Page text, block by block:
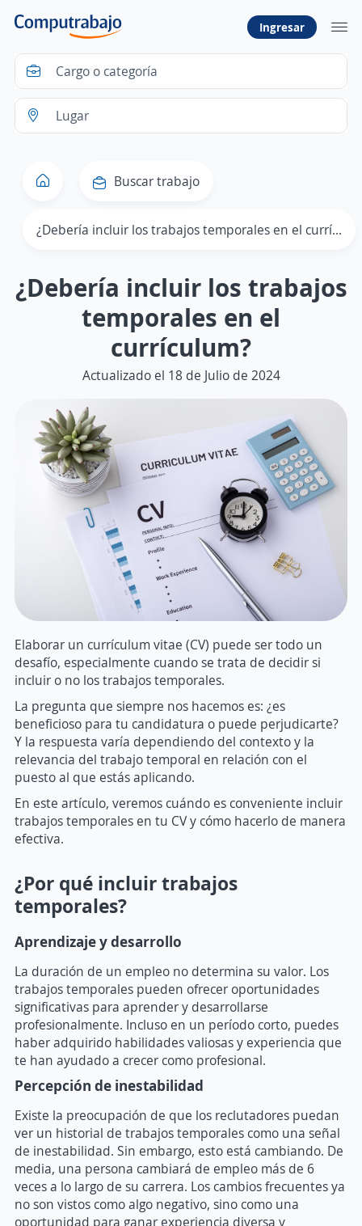
Ingresar
Buscar trabajo
¿Debería incluir los trabajos temporales en el currículum?
¿Debería incluir los trabajos
temporales en el
currículum?
Actualizado el 18 de Julio de 2024
Elaborar un currículum vitae (CV) puede ser todo un
desafío, especialmente cuando se trata de decidir si
incluir o no los trabajos temporales.
La pregunta que siempre nos hacemos es: ¿es
beneficioso para tu candidatura o puede perjudicarte?
Y la respuesta varía dependiendo del contexto y la
relevancia del trabajo temporal en relación con el
puesto al que estás aplicando.
En este artículo, veremos cuándo es conveniente incluir
trabajos temporales en tu CV y cómo hacerlo de manera
efectiva.
¿Por qué incluir trabajos
temporales?
Aprendizaje y desarrollo
La duración de un empleo no determina su valor. Los
trabajos temporales pueden ofrecer oportunidades
significativas para aprender y desarrollarse
profesionalmente. Incluso en un período corto, puedes
haber adquirido habilidades valiosas y experiencia que
te han ayudado a crecer como profesional.
Percepción de inestabilidad
Existe la preocupación de que los reclutadores puedan
ver un historial de trabajos temporales como una señal
de inestabilidad. Sin embargo, esto está cambiando. De
media, una persona cambiará de empleo más de 6
veces a lo largo de su carrera. Los cambios frecuentes ya
no son vistos como algo negativo, sino como una
oportunidad para ganar experiencia diversa y